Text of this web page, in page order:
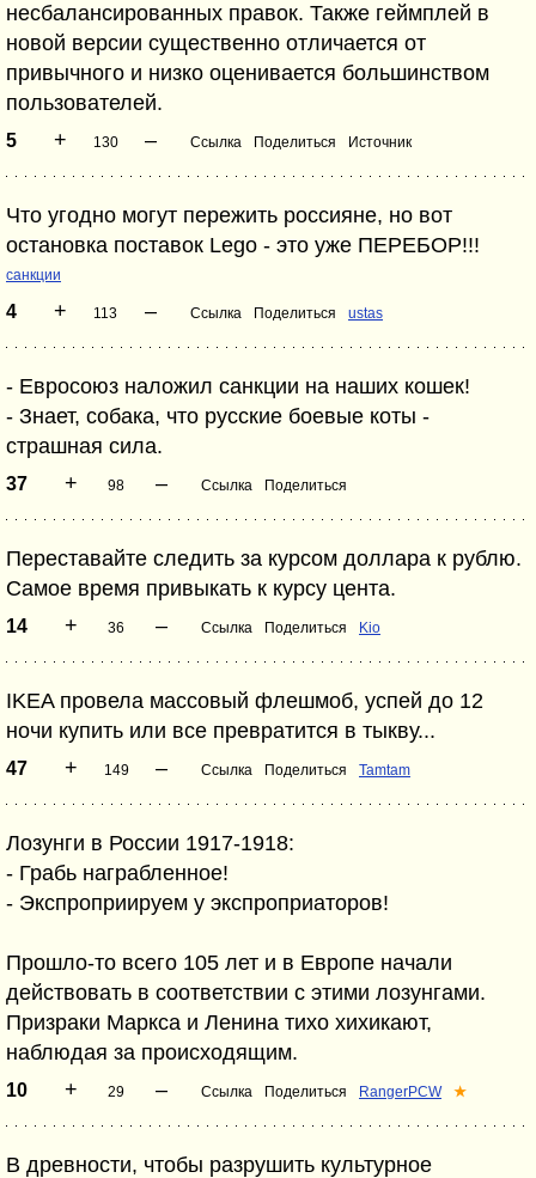
несбалансированных правок. Также геймплей в
новой версии существенно отличается от
привычного и низко оценивается большинством
пользователей.
5 + 130 – Ссылка Поделиться Источник
Что угодно могут пережить россияне, но вот
остановка поставок Lego - это уже ПЕРЕБОР!!!
санкции
4 + 113 – Ссылка Поделиться ustas
- Евросоюз наложил санкции на наших кошек!
- Знает, собака, что русские боевые коты -
страшная сила.
37 + 98 – Ссылка Поделиться
Переставайте следить за курсом доллара к рублю.
Самое время привыкать к курсу цента.
14 + 36 – Ссылка Поделиться Kio
IKEA провела массовый флешмоб, успей до 12
ночи купить или все превратится в тыкву...
47 + 149 – Ссылка Поделиться Tamtam
Лозунги в России 1917-1918:
- Грабь награбленное!
- Экспроприируем у экспроприаторов!
Прошло-то всего 105 лет и в Европе начали
действовать в соответствии с этими лозунгами.
Призраки Маркса и Ленина тихо хихикают,
наблюдая за происходящим.
10 + 29 – Ссылка Поделиться RangerPCW ★
В древности, чтобы разрушить культурное